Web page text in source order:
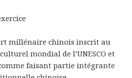
millénaire chinois inscrit au
mondial de l’UNESCO et
faisant partie intégrante